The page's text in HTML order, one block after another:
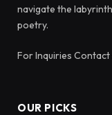
navigate the
poetry.
For Inquiries Contact
OUR PICKS